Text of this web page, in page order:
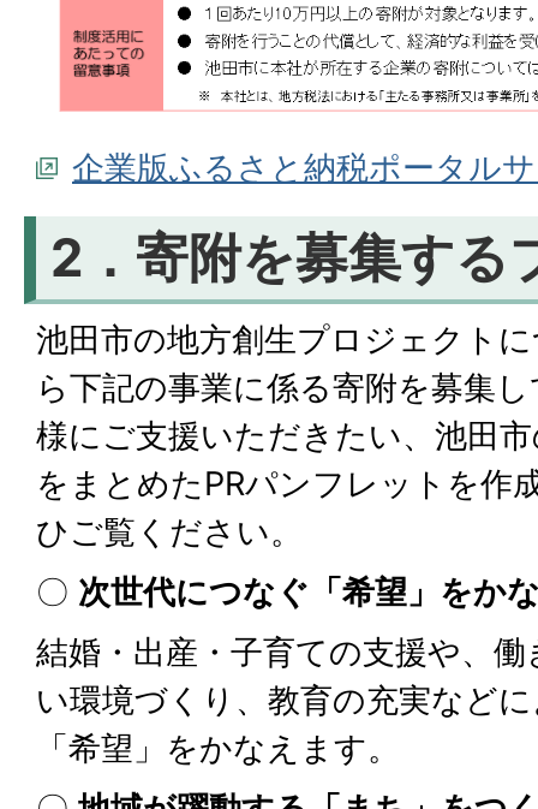
企業版ふるさと納税ポータル
2．寄附を募集する
池田市の地方創生プロジェクト
ら下記の事業に係る寄附を募集
様にご支援いただきたい、池田
をまとめたPRパンフレットを作
ひご覧ください。
〇 次世代につなぐ「希望」をか
結婚・出産・子育ての支援や、
い環境づくり、教育の充実など
「希望」をかなえます。